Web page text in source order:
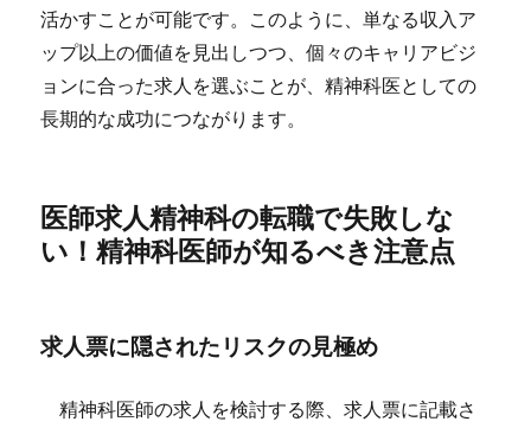
活かすことが可能です。このように、単なる収入ア
ップ以上の価値を見出しつつ、個々のキャリアビジ
ョンに合った求人を選ぶことが、精神科医としての
長期的な成功につながります。
医師求人精神科の転職で失敗しな
い！精神科医師が知るべき注意点
求人票に隠されたリスクの見極め
精神科医師の求人を検討する際、求人票に記載さ